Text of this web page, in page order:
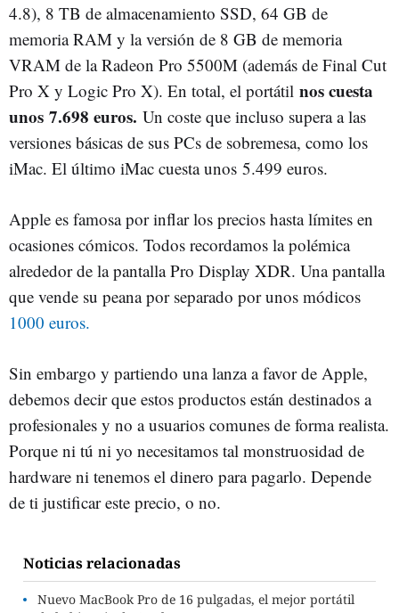
4.8), 8 TB de almacenamiento SSD, 64 GB de
memoria RAM y la versión de 8 GB de memoria
VRAM de la Radeon Pro 5500M (además de Final Cut
Pro X y Logic Pro X). En total, el portátil nos cuesta
unos 7.698 euros. Un coste que incluso supera a las
versiones básicas de sus PCs de sobremesa, como los
iMac. El último iMac cuesta unos 5.499 euros.
Apple es famosa por inflar los precios hasta límites en
ocasiones cómicos. Todos recordamos la polémica
alrededor de la pantalla Pro Display XDR. Una pantalla
que vende su peana por separado por unos módicos
1000 euros.
Sin embargo y partiendo una lanza a favor de Apple,
debemos decir que estos productos están destinados a
profesionales y no a usuarios comunes de forma realista.
Porque ni tú ni yo necesitamos tal monstruosidad de
hardware ni tenemos el dinero para pagarlo. Depende
de ti justificar este precio, o no.
Noticias relacionadas
Nuevo MacBook Pro de 16 pulgadas, el mejor portátil